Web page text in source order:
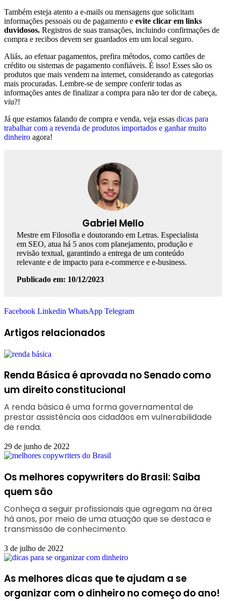
Também esteja atento a e-mails ou mensagens que solicitam
informações pessoais ou de pagamento e evite clicar em links
duvidosos. Registros de suas transações, incluindo confirmações de
compra e recibos devem ser guardados em um local seguro.
Aliás, ao efetuar pagamentos, prefira métodos, como cartões de
crédito ou sistemas de pagamento confiáveis. É isso! Esses são os
produtos que mais vendem na internet, considerando as categorias
mais procuradas. Lembre-se de sempre conferir todas as
informações antes de finalizar a compra para não ter dor de cabeça,
viu?!
Já que estamos falando de compra e venda, veja essas dicas para
trabalhar com a revenda de produtos importados e ganhar muito
dinheiro agora!
Gabriel Mello
Mestre em Filosofia e doutorando em Letras. Especialista
em SEO, atua há 5 anos com planejamento, produção e
revisão textual, garantindo a entrega de um conteúdo
relevante e de impacto para e-commerce e e-business.
Publicado em: 10/12/2023
Facebook Linkedin WhatsApp Telegram
Artigos relacionados
Renda Básica é aprovada no Senado como
um direito constitucional
A renda básica é uma forma governamental de
prestar assistência aos cidadãos em vulnerabilidade
de renda.
29 de junho de 2022
Os melhores copywriters do Brasil: Saiba
quem são
Conheça a seguir profissionais que agregam na área
há anos, por meio de uma atuação que se destaca e
transmissão de conhecimento.
3 de julho de 2022
As melhores dicas que te ajudam a se
organizar com o dinheiro no começo do ano!